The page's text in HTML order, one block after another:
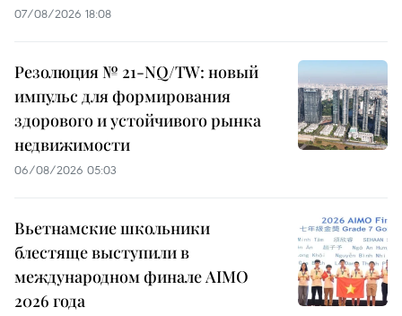
07/08/2026 18:08
Резолюция № 21-NQ/TW: новый
импульс для формирования
здорового и устойчивого рынка
недвижимости
06/08/2026 05:03
Вьетнамские школьники
блестяще выступили в
международном финале AIMO
2026 года